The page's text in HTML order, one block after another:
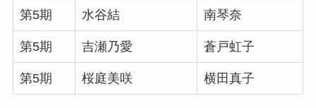
第5期 水谷結 南琴奈
第5期 吉瀬乃愛 蒼戸虹子
第5期 桜庭美咲 横田真子